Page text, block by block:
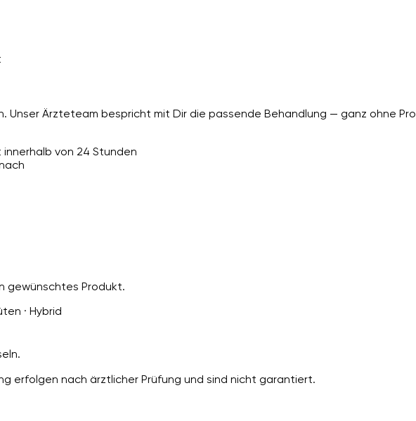
Unser Ärzteteam bespricht mit Dir die passende Behandlung — ganz ohne
von 24 Stunden
gewünschtes Produkt.
· Hybrid
erfolgen nach ärztlicher Prüfung und sind nicht garantiert.